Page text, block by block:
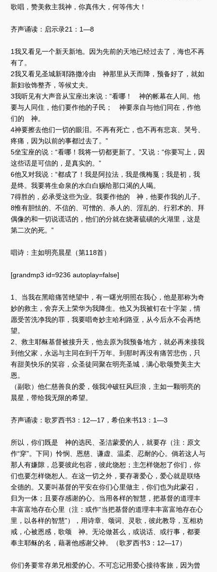
歌唱，赞美救主我神，你真伟大，何等伟大！
齐声诵读：启示录21：1—8
1我又看见一个新天新地。因为先前的天地已经过去了，海也不再
有了。
2我又看见圣城新耶路撒冷由 神那里从天而降，预备好了，就如
新妇妆饰整齐，等候丈夫。
3我听见有大声音从宝座出来说：“看哪！ 神的帐幕在人间。他
要与人同住，他们要作他的子民； 神要亲自与他们同在，作他
们的 神。
4神要擦去他们一切的眼泪。不再有死亡，也不再有悲哀、哭号、
疼痛，因为以前的事都过去了。”
5坐宝座的说：“看哪！我将一切都更新了。”又说：“你要写上，因
这些话是可信的，是真实的。”
6他又对我说：“都成了！我是阿拉法，我是俄梅戛；我是初，我
是终。我要将生命泉的水白白赐给那口渴的人喝。
7得胜的，必承受这些为业。我要作他的 神，他要作我的儿子。
8惟有胆怯的、不信的、可憎的、杀人的、淫乱的、行邪术的、拜
偶像的和一切说谎话的，他们的分就在烧著硫磺的火湖里，这是
第二次的死。”
唱诗：主如明亮晨星（第118首）
[grandmp3 id=9236 autoplay=false]
1、当我在黑暗痛苦绝望中，有一曙光明照在我心，他是那称为奇
妙的救主，舍弃天上荣华为我降生。他又为我被钉在十字架，情
愿受苦洗净我的罪，我要唱奇妙主哈利路亚，从今后永不会再绝
望。
2、救主耶稣基督被接升天，他去原为我预备地方，就必再来接我
到他父家，永远与主同在到千万年。到那时再没有痛苦悲伤，只
有甜美快乐的笑容，众圣徒同聚在明亮圣城，满心歌颂赞美主大
恩。
（副歌）他仁慈善良的爱，领我冲破狂风巨浪，主如一颗明亮的
晨星，带给我无限的希望。
齐声诵读：歌罗西书3：12—17，希伯来书13：1—3
所以，你们既是 神的选民、圣洁蒙爱的人，就要存（注：原文
作“穿”。下同）怜悯、恩慈、谦虚、温柔、忍耐的心。倘若这人与
那人有嫌隙，总要彼此包容，彼此饶恕；主怎样饶恕了你们，你
们也要怎样饶恕人。在这一切之外，要存著爱心，爱心就是联络
全德的。又要叫基督的平安在你们心里做主，你们也为此蒙召，
归为一体；且要存感谢的心。当用各样的智慧，把基督的道理丰
丰富富地存在心里（注：或作“当把基督的道理丰丰富富地存在心
里，以各样的智慧”），用诗章、颂词、灵歌，彼此教导，互相劝
戒，心被恩感，歌颂 神。无论做甚么，或说话、或行事，都要
奉主耶稣的名，藉著他感谢父神。（歌罗西书3：12—17）
你们务要常存弟兄相爱的心。不可忘记用爱心接待客旅，因为曾